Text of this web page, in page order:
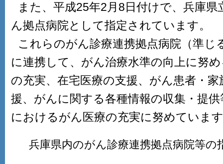
また、平成25年2月8日付けで、兵庫
ん拠点病院として指定されています。
これらのがん診療連携拠点病院（準じ
に連携して、がん治療水準の向上に努
の充実、在宅医療の支援、がん患者・
援、がんに関する各種情報の収集・提
におけるがん医療の充実に努めていま
兵庫県内のがん診療連携拠点病院等の